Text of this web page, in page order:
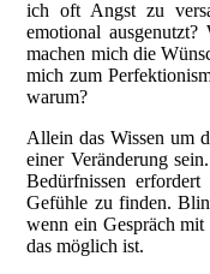
ich oft Angst zu
emotional
machen mich die
mich zum
warum?
Allein das Wissen um
einer Veränderung
Bedürfnissen
Gefühle zu finden.
wenn ein Gespräch
das möglich ist.